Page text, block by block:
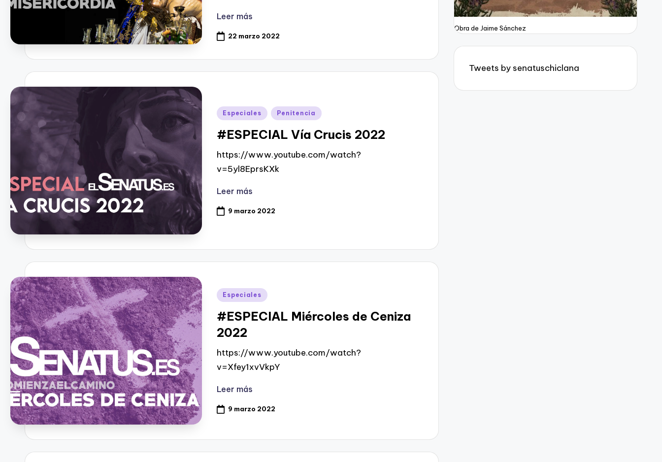
Leer más
22 marzo 2022
Publicado
Especiales Penitencia
#ESPECIAL Vía Crucis 2022
https://www.youtube.com/watch?
v=5yl8EprsKXk
Leer más
9 marzo 2022
Publicado
Especiales
#ESPECIAL Miércoles de Ceniza
2022
https://www.youtube.com/watch?
v=Xfey1xvVkpY
Leer más
9 marzo 2022
Obra de Jaime Sánchez
Tweets by senatuschiclana